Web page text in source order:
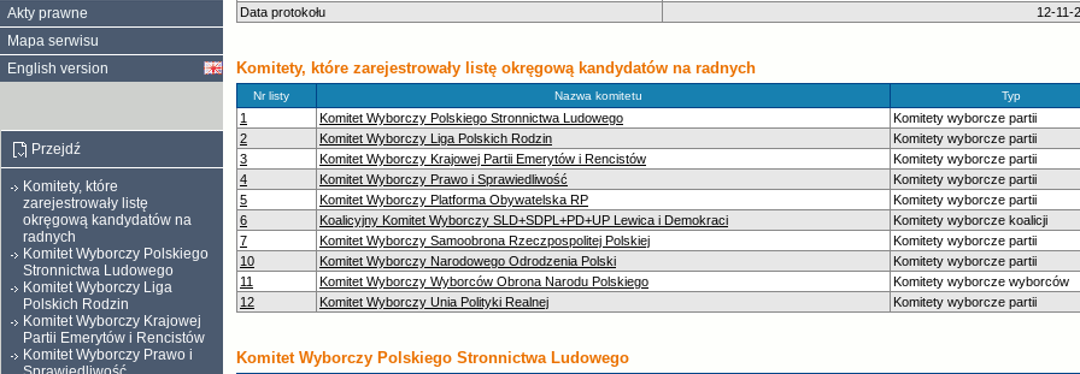
Data protokołu
12-11-
Komitety, które zarejestrowały listę okręgową kandydatów na radnych
Nr listy Nazwa komitetu Typ
1 Komitet Wyborczy Polskiego Stronnictwa Ludowego
Komitety wyborcze partii
2
Komitet Wyborczy Liga Polskich Rodzin
Komitety wyborcze partii
3
Komitet Wyborczy Krajowej Partii Emerytów i Rencistów
Komitety wyborcze partii
4
Komitet Wyborczy Prawo i Sprawiedliwość
Komitety wyborcze partii
5
Komitet Wyborczy Platforma Obywatelska RP
Komitety wyborcze partii
6
Koalicyjny Komitet Wyborczy SLD+SDPL+PD+UP Lewica i Demokraci
Komitety wyborcze koalicji
7
Komitet Wyborczy Samoobrona Rzeczpospolitej Polskiej
Komitety wyborcze partii
10
Komitet Wyborczy Narodowego Odrodzenia Polski
Komitety wyborcze partii
11
Komitet Wyborczy Wyborców Obrona Narodu Polskiego
Komitety wyborcze wyborców
12
Komitet Wyborczy Unia Polityki Realnej Komitety wyborcze partii
Komitet Wyborczy Polskiego Stronnictwa Ludowego
Akty prawne
Mapa serwisu
English version
Przejdź
Komitety, które
zarejestrowały listę
okręgową kandydatów na
radnych
Komitet Wyborczy Polskiego
Stronnictwa Ludowego
Komitet Wyborczy Liga
Polskich Rodzin
Komitet Wyborczy Krajowej
Partii Emerytów i Rencistów
Komitet Wyborczy Prawo i